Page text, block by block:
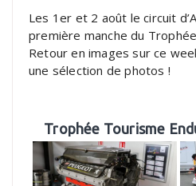
Les 1er et 2 août le circuit
première manche du
Retour en images sur ce
une sélection de photos !
Trophée Tourisme